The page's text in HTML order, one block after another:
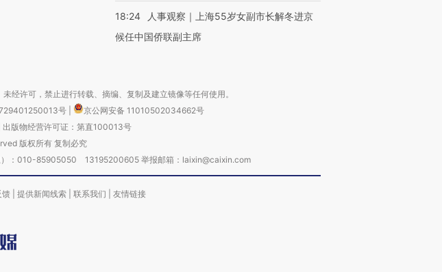
18:24
人事观察｜上海55岁女副市长解冬进京
候任中国侨联副主席
经许可，禁止进行转载、摘编、复制及建立镜像等任何使用。
号
京公网安备 11010502034662号
出版物经营许可证：第直100013号
版权所有 复制必究
）：010-85905050 13195200605 举报邮箱：laixin@caixin.com
提供新闻线索 联系我们 友情链接